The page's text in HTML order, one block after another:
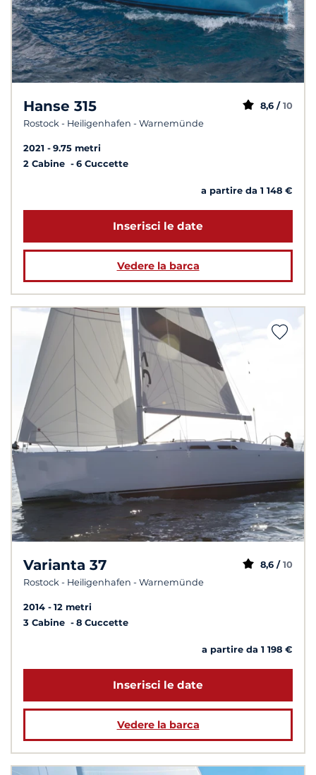
Hanse 315
Rostock - Heiligenhafen - Warnemünde
8,6 / 10
2021
9.75 metri
2 Cabine
6 Cuccette
a partire da 1 148 €
Inserisci le date
Vedere la barca
Varianta 37
Rostock - Heiligenhafen - Warnemünde
8,6 / 10
2014
12 metri
3 Cabine
8 Cuccette
a partire da 1 198 €
Inserisci le date
Vedere la barca